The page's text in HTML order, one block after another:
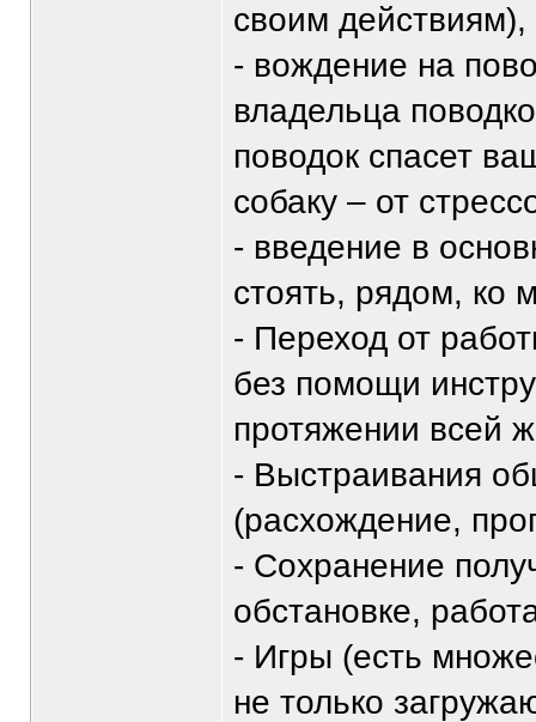
своим действиям),
- вождение на
владельца
поводок спасет
собаку – от
- введение в
стоять, рядом, ко
- Переход от
без помощи
протяжении всей
- Выстраивания
(расхождение,
- Сохранение
обстановке,
- Игры (есть
не только